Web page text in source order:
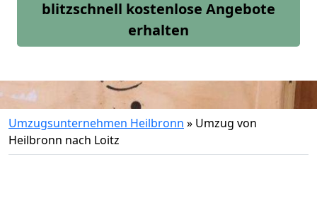
blitzschnell kostenlose Angebote
erhalten
Umzugsunternehmen Heilbronn » Umzug von
Heilbronn nach Loitz